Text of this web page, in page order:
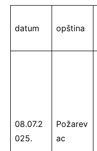
datum opština
08.07.2
025.
Požarev
ac